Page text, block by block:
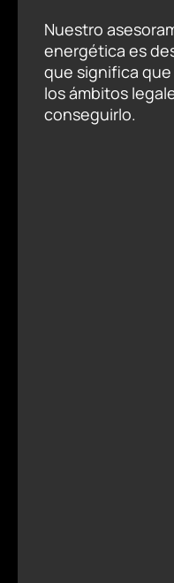
Nuestro
energética es
que significa
los ámbitos
conseguirlo.